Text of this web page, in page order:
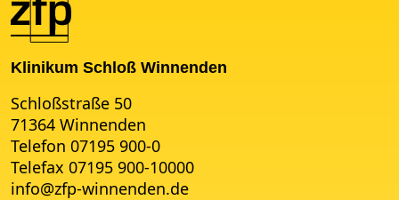
Klinikum Schloß Winnenden
Schloßstraße 50
71364 Winnenden
Telefon 07195 900-0
Telefax 07195 900-10000
info@zfp-winnenden.de